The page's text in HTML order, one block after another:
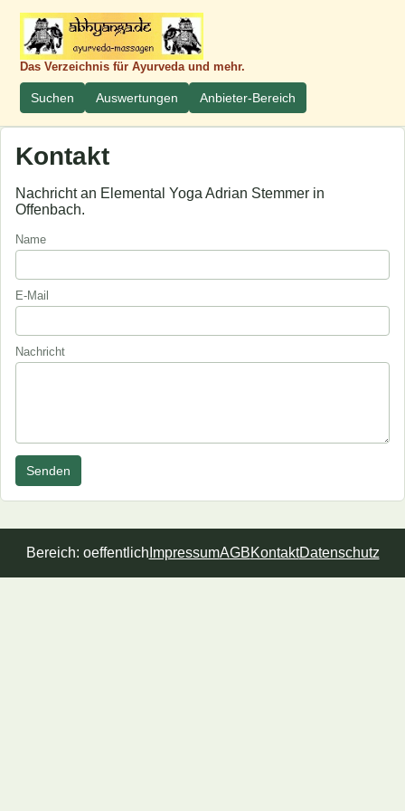
Das Verzeichnis für Ayurveda und mehr.
Suchen Auswertungen Anbieter-Bereich
Kontakt
Nachricht an Elemental Yoga Adrian Stemmer in
Offenbach.
Name
E-Mail
Nachricht
Senden
Bereich: oeffentlich ImpressumAGBKontaktDatenschutz